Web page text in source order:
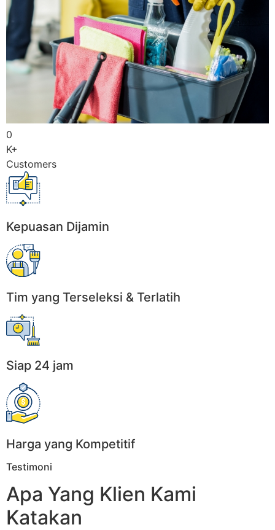
0
K+
Customers
Kepuasan Dijamin
Tim yang Terseleksi & Terlatih
Siap 24 jam
Harga yang Kompetitif
Testimoni
Apa Yang Klien Kami
Katakan